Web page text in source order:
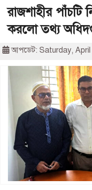
রাজশাহীর পাঁচটি
করলো তথ্য
আপডেট: Saturday,